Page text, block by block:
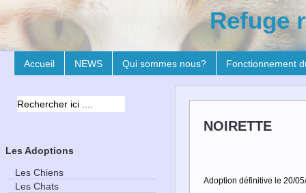
Refuge
Accueil NEWS Qui sommes nous? Fonctionnement
NOIRETTE
Adoption définitive le 20/
Les Adoptions
Les Chiens
Les Chats